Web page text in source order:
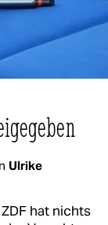
Ulrike
hat nichts